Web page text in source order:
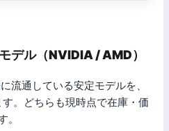
デル（NVIDIA / AMD）
流通している安定モデルを、
。どちらも現時点で在庫・価
。